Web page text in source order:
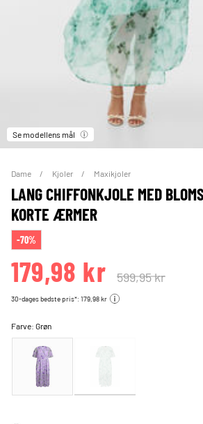
Se modellens mål
Dame Kjoler Maxikjoler
LANG CHIFFONKJOLE MED
KORTE ÆRMER
-70%
179,98 kr 599,95 kr
30-dages bedste pris*: 179,98 kr
Farve:Grøn